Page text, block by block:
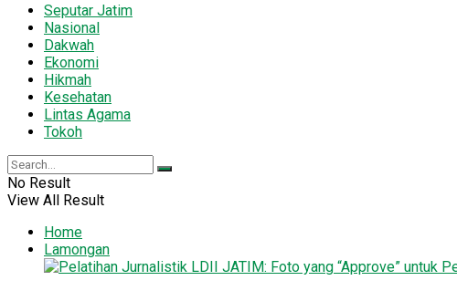
Seputar Jatim
Nasional
Dakwah
Ekonomi
Hikmah
Kesehatan
Lintas Agama
Tokoh
No Result
View All Result
Home
Lamongan